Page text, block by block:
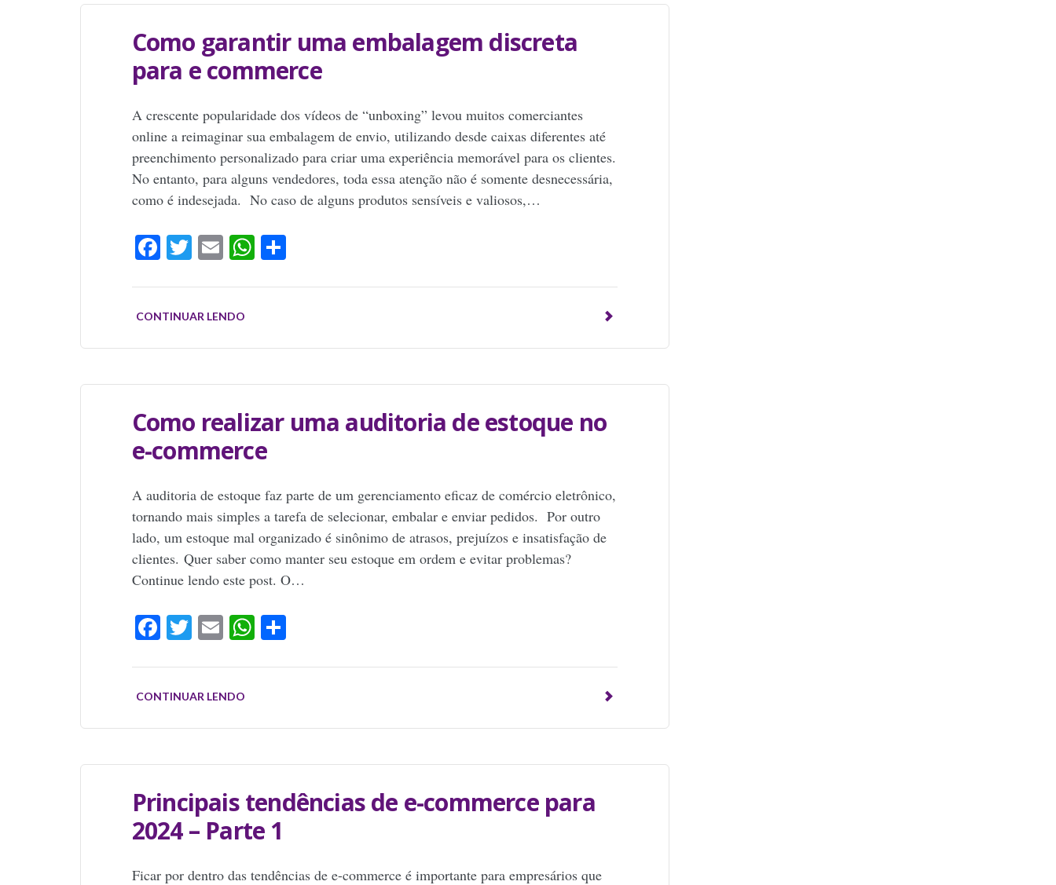
Como garantir uma embalagem discreta
para e commerce
A crescente popularidade dos vídeos de “unboxing” levou muitos comerciantes
online a reimaginar sua embalagem de envio, utilizando desde caixas diferentes até
preenchimento personalizado para criar uma experiência memorável para os clientes.
No entanto, para alguns vendedores, toda essa atenção não é somente desnecessária,
como é indesejada. No caso de alguns produtos sensíveis e valiosos,…
Facebook
Twitter
EmailWhatsApp
Share
CONTINUAR LENDO
Como realizar uma auditoria de estoque no
e-commerce
A auditoria de estoque faz parte de um gerenciamento eficaz de comércio eletrônico,
tornando mais simples a tarefa de selecionar, embalar e enviar pedidos. Por outro
lado, um estoque mal organizado é sinônimo de atrasos, prejuízos e insatisfação de
clientes. Quer saber como manter seu estoque em ordem e evitar problemas?
Continue lendo este post. O…
Facebook
Twitter
EmailWhatsApp
Share
CONTINUAR LENDO
Principais tendências de e-commerce para
2024 – Parte 1
Ficar por dentro das tendências de e-commerce é importante para empresários que